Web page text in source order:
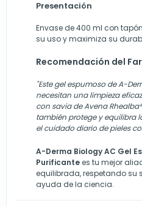
Presentación
Envase de 400 ml con
su uso y maximiza su
Recomendación del
"Este gel espumoso de A-
necesitan una limpieza
con savia de Avena
también protege y equilibra
el cuidado diario de pieles
A-Derma Biology AC Gel
Purificantees tu mejor
equilibrada, respetando su
ayuda de la ciencia.